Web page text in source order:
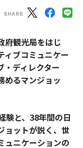
府観光局をはじ
ィブコミュニケー
・ディレクター
るマンジョッ
験と、38年間の日
ョットが説く、世
ュニケーションの